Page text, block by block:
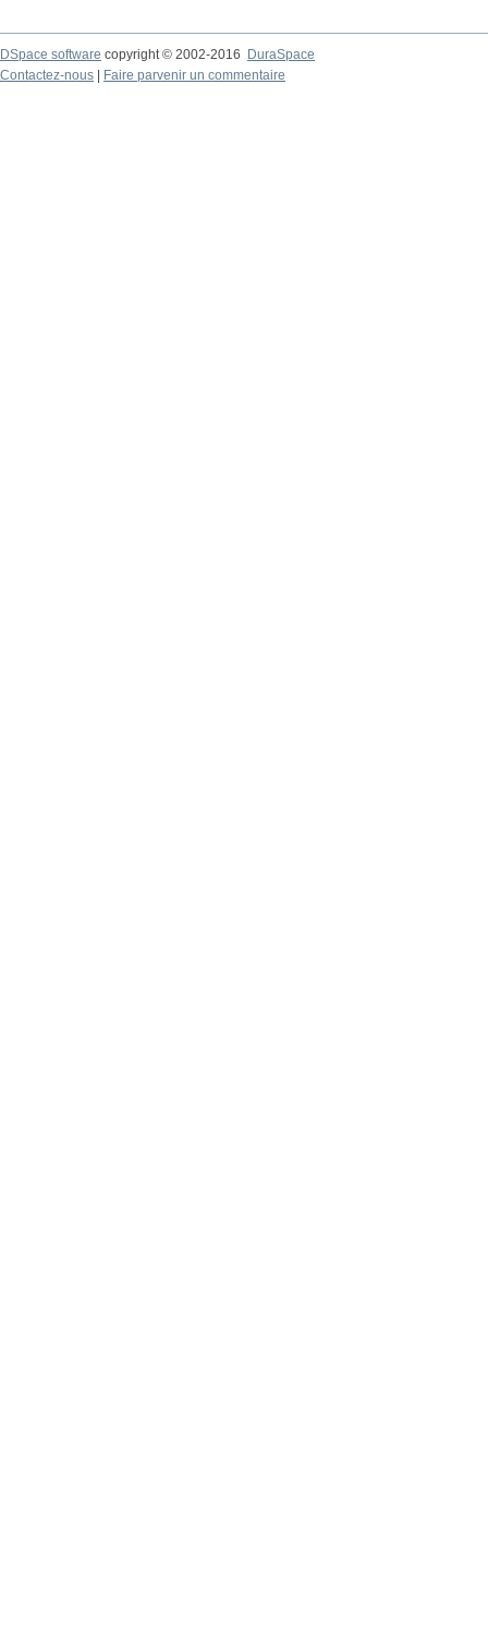
DSpace software copyright © 2002-2016
DuraSpace
Contactez-nous
Faire parvenir un commentaire